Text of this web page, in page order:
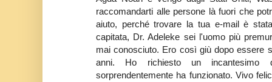
raccomandarti alle persone là fuori che
aiuto, perché trovare la tua e-mail è
capitata, Dr. Adeleke sei l'uomo più
mai conosciuto. Ero così giù dopo essere
anni. Ho richiesto un incantesimo
sorprendentemente ha funzionato. Vivo